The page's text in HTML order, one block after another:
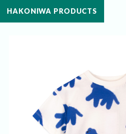
HAKONIWA PRODUCTS